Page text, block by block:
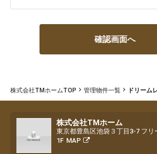
株式会社TMホームTOP 管理物件一覧 ドリーム
株式会社TMホーム
東京都豊島区池袋３丁目3-7 フリ
1F MAP